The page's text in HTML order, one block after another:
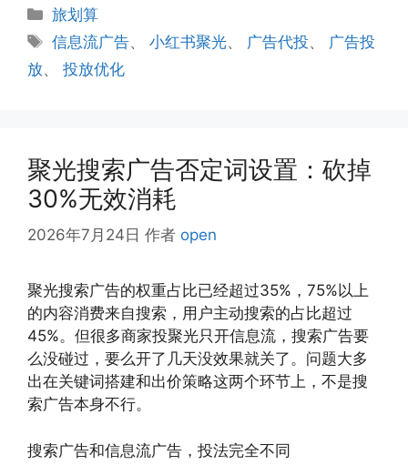
分
类
旅划算
标
签
信息流广告、小红书聚光、 广告代投、 广告投
放、 投放优化
聚光搜索广告否定词设置：砍掉
30%无效消耗
2026年7月24日 作者 open
聚光搜索广告的权重占比已经超过35%，75%以上
的内容消费来自搜索，用户主动搜索的占比超过
45%。但很多商家投聚光只开信息流，搜索广告要
么没碰过，要么开了几天没效果就关了。问题大多
出在关键词搭建和出价策略这两个环节上，不是搜
索广告本身不行。
搜索广告和信息流广告，投法完全不同